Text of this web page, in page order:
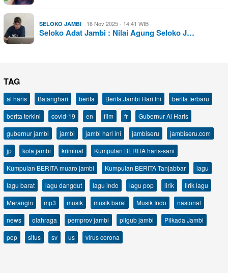
SELOKO JAMBI 16 Nov 2025 - 14:41 WIB
Seloko Adat Jambi : Nilai Agung Seloko J…
TAG
al haris Batanghari berita Berita Jambi Hari Ini
berita terbaru
berita terkini
covid-19 en film fr
Gubernur Al Haris
gubernur jambi
jambi jambi hari ini jambiseru
jambiseru.com
jp
kota jambi kriminal
Kumpulan BERITA haris-sani
Kumpulan BERITA muaro jambi
Kumpulan BERITA Tanjabbar
lagu
lagu barat
lagu dangdut lagu indo lagu pop lirik
lirik lagu
Merangin
mp3 musik musik barat Musik Indo
nasional
news
olahraga pemprov jambi pilgub jambi
Pilkada Jambi
pop
situs sv us virus corona